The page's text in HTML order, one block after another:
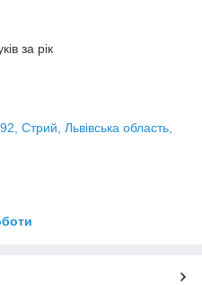
за рік
Стрий, Львівська область,